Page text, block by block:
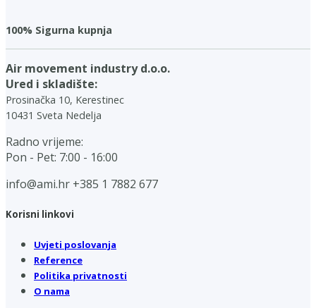
100% Sigurna kupnja
Air movement industry d.o.o.
Ured i skladište:
Prosinačka 10, Kerestinec
10431 Sveta Nedelja
Radno vrijeme:
Pon - Pet: 7:00 - 16:00
info@ami.hr +385 1 7882 677
Korisni linkovi
Uvjeti poslovanja
Reference
Politika privatnosti
O nama